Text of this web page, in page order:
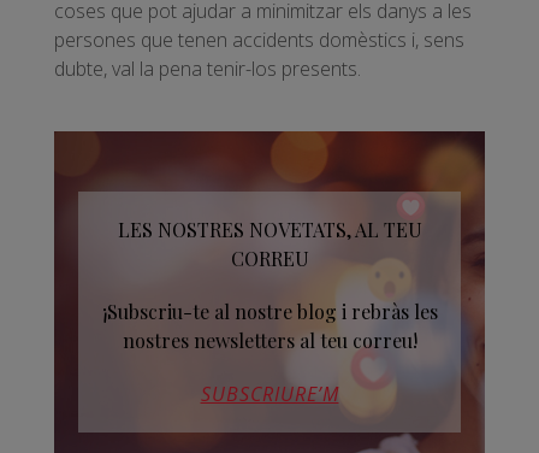
coses que pot ajudar a minimitzar els danys a les
persones que tenen accidents domèstics i, sens
dubte, val la pena tenir-los presents.
LES NOSTRES NOVETATS, AL TEU
CORREU
¡Subscriu-te al nostre blog i rebràs les
nostres newsletters al teu correu!
SUBSCRIURE’M